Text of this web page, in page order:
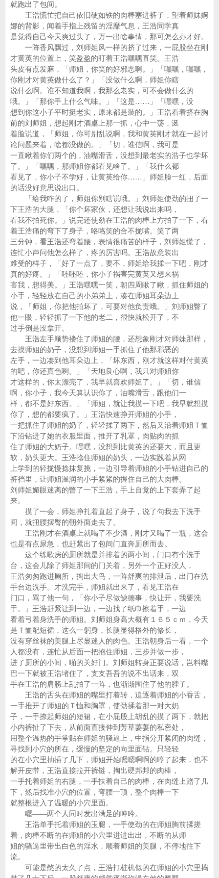
就跑出了包间。
王浩慌忙把自己依旧硬如铁的肉棒塞进裤子，望着师妹婀
娜的背影，闻着手指上残留的淫靡气息，王浩同学真
是觉得自己今天爽过头了，万一出啥事情，那可怎么办才好。
一阵香风飘过，刘师姐风一样的挤了过来，一屁股坐在刚
才黄英的位置上，笑盈盈的盯着王浩嘿嘿直笑。王浩
头皮有点发麻，「师姐，你笑的好邪恶啊。」「嘿嘿，嘿嘿，
你刚才对黄英做什么了？」「没做什么啊，师姐你瞎
说什么啊。谁不知道我啊，我那么老实，可不会做什么的
哦。」「那你手上什么气味。」「这是……」「嘿嘿，没
想到你这小子平时挺老实，原来都是装的。」王浩看着挤在胸
前的刘师姐，想起刚才酒桌上那一抓，心中一荡，涎
着脸说道，「师姐，你可别乱说啊，我和黄英刚才就在一起讨
论问题来着，啥都没做的。」「切，谁信啊，我可是
一直瞅着你们两个的，油嘴滑舌，没想到最老实的浩子也学坏
了。」「嘿嘿，那师姐你都看见啥了。」「我什么都
看见了，你小子不学好，让黄英给你……」师姐脸一红，后面
的话没好意思说出口。
「给我咋的了，师姐你别瞎说哦。」刘师姐使劲的扭了一
下王浩的大腿，「你个坏家伙，还想让我说出来吗，
看我不拍死你。」说完还使劲在王浩的肉棒上方拍了一下，看
着王浩痛的弯下了身子，咯咯笑的合不拢嘴。笑了两
三分钟，看王浩还弯着腰，表情很痛苦的样子，刘师姐慌了，
连忙小声问他怎么样了，疼的厉害吗。王浩故意装出
难受的样子，「好了一点了，要不，师姐给我揉一下吧，刚才
真的好疼。」「呸呸呸，你小子祸害完黄英又想来祸
害我，想得美。」王浩嘿嘿一笑，朝四周瞅了瞅，抓住师姐的
小手，轻轻放在自己的小弟弟上，凑在师姐耳朵边上
说，「师姐，你把他拍坏了，可要对他负责哦。」刘师姐瞥了
他一眼，轻轻抓了一下他的老二，很快就松开了，不
过手倒是没拿开。
王浩左手顺势搂住了师姐的腰，还想象刚才对师妹那样，
去摸师姐的奶子，没想到师姐一手抓住了他那邪恶的
左手，一边凑到他耳朵边上，「坏东西，刚才就这样对付黄英
的吧，你还真色咧。」「天地良心啊，我只对师姐你
才这样的，你太漂亮了，我早就喜欢师姐了。」「切，谁信
啊，你小子，我今天算认识你了，油嘴滑舌，跟他们一
样，都不是好东西。」「师姐，就让我摸一下吧，我早就想摸
你了，想的都要疯了。」王浩快速挣开师姐的小手，
一把抓住了师姐的奶子，轻轻揉了两下，然后又沿着师姐Ｔ恤
下沿钻进了她的衣服里面，推开了乳罩，肉贴肉的抓
住了师姐的大奶子。嘿嘿，没想到比黄英的还要大，而且更
软，奶头更大。王浩捻住师姐的奶头，一边实践着从网
上学到的轻拢慢捻抹复挑，一边引导着师姐的小手钻进自己的
裤裆里，让师姐温润的小手紧紧的握住自己的大肉棒。
刘师姐媚眼迷离的瞥了一下王浩，手上自觉的上下套弄了起
来。
摸了一会，师姐挣扎着直起了身子，说了句我去下洗手
间，就扭腰摆臀的朝外面走去了。
王浩刚才在酒桌上就喝了不少酒，刚才又喝了一瓶，这会
也是有点尿急，也赶紧出了包间门直奔厕所而去。
这个练歌房的厕所就是并排着的两小间，门口有个洗手
台，这会儿除了师姐那间的门关着，另外一个正好没人，
王浩匆匆跑进厕所，掏出大鸟，一阵舒爽的排泄后，出门在洗
手台边洗手。才洗完手，师姐就出来了，看见王浩在
门口，骂了他一句，「你小子尽做缺德事，快让开，我要洗
手。」王浩赶紧让到一边，一边找了纸巾擦着手，一边
看着弓着身洗手的师姐。刘师姐身高大概有１６５ｃｍ，今天
是Ｔ恤配短裙，这么一躬身，长腿显得格外的修长，
没有穿丝袜的美腿上尽显迷人的肉色。王浩朝身后一看，一个
人都没有，连忙从后面一把抱住师姐，三步并做一步，
进了厕所的小间，啪的关好门。刘师姐转身正要说话，岂料嘴
巴一下就被王浩堵住了，支支吾吾的说不出话来，双
手在王浩的肩膀上乱拍了一阵，也渐渐围住了他的脖子。
王浩的舌头在师姐的嘴里打着转，追逐着师姐的小香舌，
一手推开了师姐的Ｔ恤和胸罩，使劲揉着那一对大奶
子，一手撩起师姐的短裙，在小屁股上胡乱的摸了两下，就把
小内裤扯了下去，从前面直接伸到芳草萋萋的私密处，
用整个温热的手掌贴在师姐的骚逼上，中指分开紧闭的肉缝，
寻找到小穴的所在，缓慢的坚定的向里面钻。只轻轻
的在小穴里抽插了几下，师姐开始嗯嗯啊啊的哼了起来，也不
解开皮带，王浩直接拉开裤链，掏出硬邦邦的肉棒，
一手托着师姐的右腿，一手扶着自己的肉棒，在肉缝上蹭了几
下，然后找准小穴的位置，弯腰一顶，整个肉棒一下
就整根进入了温暖的小穴里面。
喔——两个人同时发出满足的呻吟。
王浩单手托着师姐的玉腿，一手使劲的在师姐胸前揉搓
着，肉棒不断的在师姐的小穴里进进出出，不断的从师
姐的骚逼里带出白色的淫水，顺着师姐的美腿，不停地往下
流。
可能是憋的太久了点，王浩打桩机似的在师姐的小穴里捣